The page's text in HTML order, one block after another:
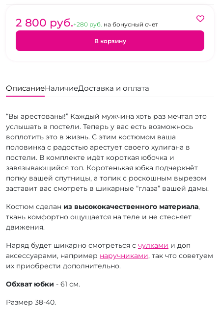
2 800 pуб.+280 pуб. на бонусный счет
В корзину
ОписаниеНаличиеДоставка и оплата
“Вы арестованы!” Каждый мужчина хоть раз мечтал это
услышать в постели. Теперь у вас есть возможнось
воплотить это в жизнь. С этим костюмом ваша
половинка с радостью арестует своего хулигана в
постели. В комплекте идёт короткая юбочка и
завязывающийся топ. Коротенькая юбка подчеркнёт
попку вашей спутницы, а топик с роскошным вырезом
заставит вас смотреть в шикарные “глаза” вашей дамы.
Костюм сделан из высококачественного материала,
ткань комфортно ощущается на теле и не стесняет
движения.
Наряд будет шикарно смотреться с чулками и доп
аксессуарами, например наручниками, так что советуем
их приобрести дополнительно.
Обхват юбки - 61 см.
Размер 38-40.